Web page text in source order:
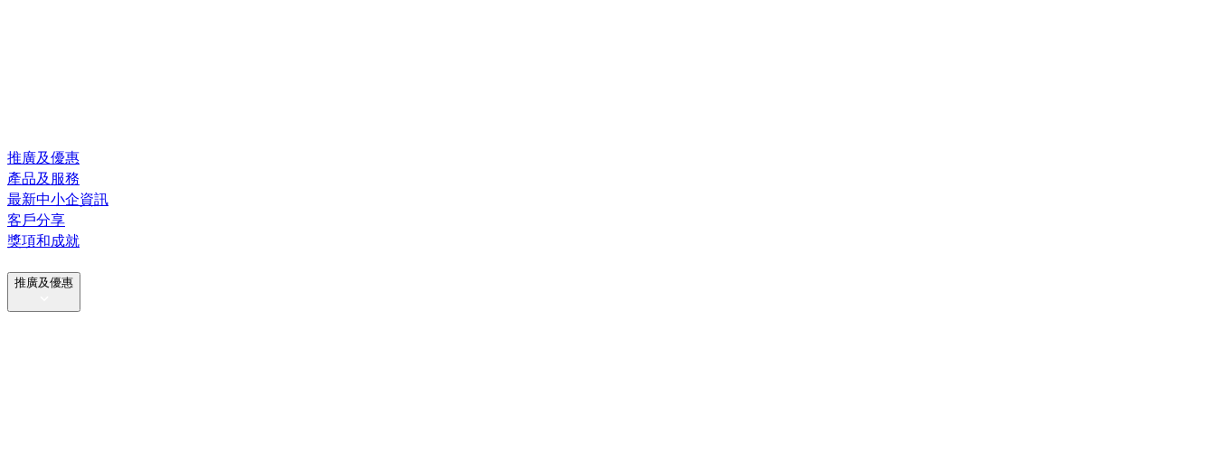
推廣及優惠
產品及服務
最新中小企資訊
客戶分享
獎項和成就
推廣及優惠